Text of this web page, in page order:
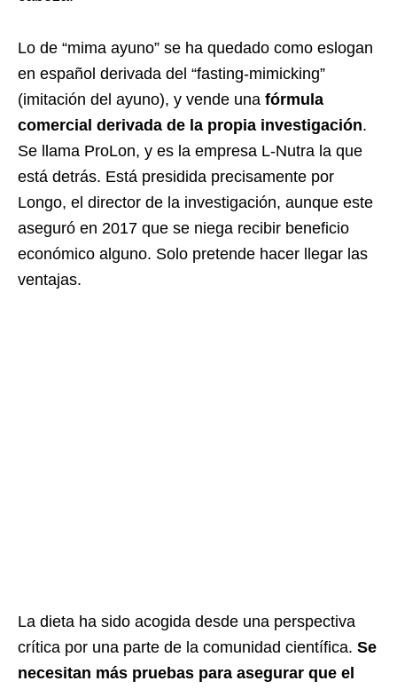
Lo de “mima ayuno” se ha quedado como eslogan
en español derivada del “fasting-mimicking”
(imitación del ayuno), y vende una fórmula
comercial derivada de la propia investigación.
Se llama ProLon, y es la empresa L-Nutra la que
está detrás. Está presidida precisamente por
Longo, el director de la investigación, aunque este
aseguró en 2017 que se niega recibir beneficio
económico alguno. Solo pretende hacer llegar las
ventajas.
La dieta ha sido acogida desde una perspectiva
crítica por una parte de la comunidad científica. Se
necesitan más pruebas para asegurar que el